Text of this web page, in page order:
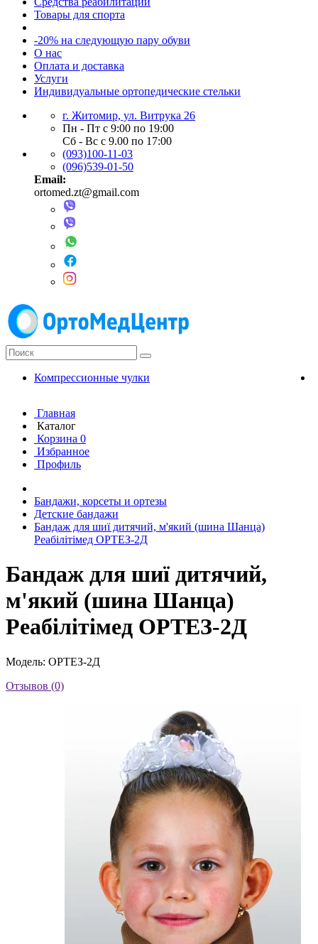
Товары для спорта
-20% на следующую пару обуви
О нас
Оплата и доставка
Услуги
Индивидуальные ортопедические стельки
г. Житомир, ул. Витрука 26
Пн - Пт с 9:00 по 19:00
Сб - Вс с 9.00 по 17:00
(093)100-11-03
(096)539-01-50
Email:
ortomed.zt@gmail.com
Компрессионные чулки
Главная
Каталог
Корзина 0
Избранное
Профиль
Бандажи, корсеты и ортезы
Детские бандажи
Бандаж для шиї дитячий, м'який (шина Шанца)
Реабілітімед ОРТЕЗ-2Д
Бандаж для шиї дитячий,
м'який (шина Шанца)
Реабілітімед ОРТЕЗ-2Д
Модель: ОРТЕЗ-2Д
Отзывов (0)